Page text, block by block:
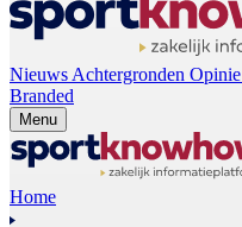
Nieuws Achtergronden Opinie
Branded
Menu
Home